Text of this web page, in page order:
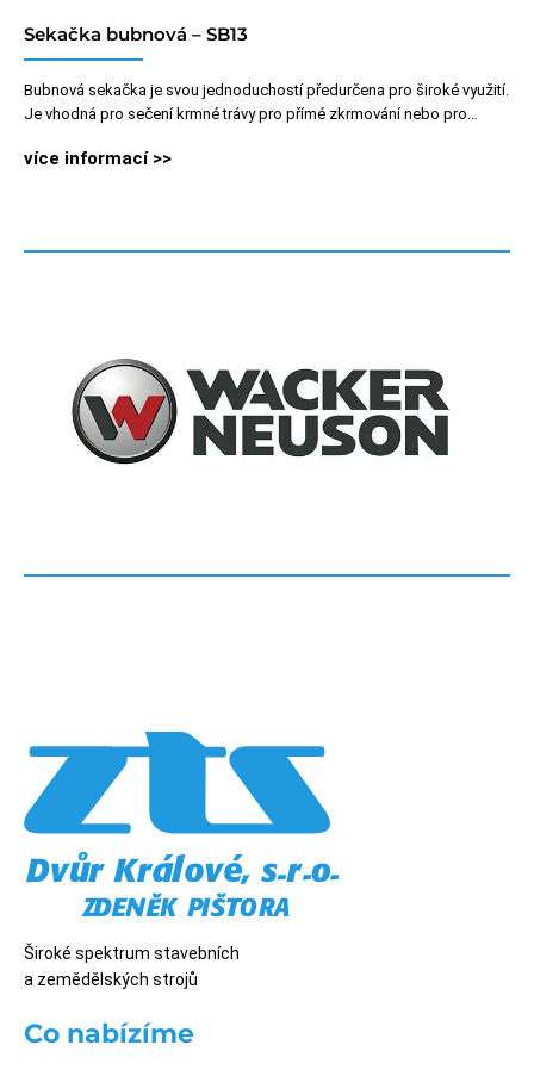
Sekačka bubnová – SB13
Bubnová sekačka je svou jednoduchostí předurčena pro široké využití.
Je vhodná pro sečení krmné trávy pro přímé zkrmování nebo pro…
více informací >>
Široké spektrum stavebních
a zemědělských strojů
Co nabízíme